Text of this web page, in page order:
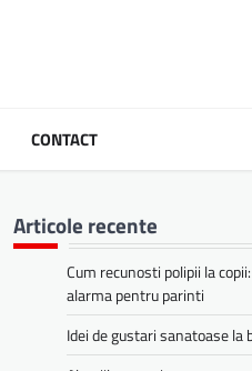
CONTACT
Articole recente
Cum recunosti polipii la
alarma pentru parinti
Idei de gustari sanatoase la